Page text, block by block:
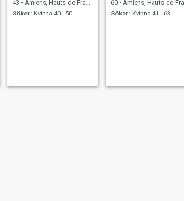
43 • Amiens, Hauts-de-France, Frankrike
Söker: Kvinna 40 - 50
60 • Amiens, Hauts-de-France, Frankrike
Söker: Kvinna 41 - 63